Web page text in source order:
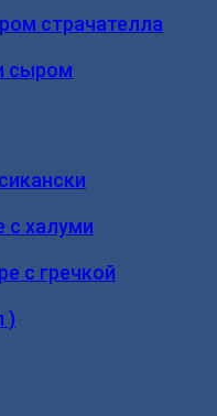
страчателла
сыром
с халуми
с гречкой
)